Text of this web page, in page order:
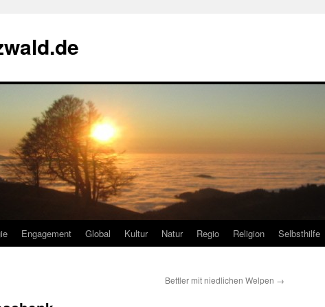
Engagement Global Kultur Natur Regio Religion Selbsthilfe
Bettler mit niedlichen Welpen →